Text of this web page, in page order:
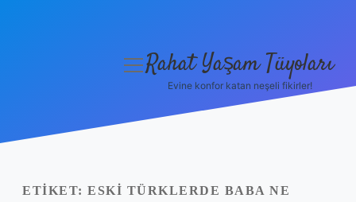
Yasal Uyarı
menüyü
Rahat Yaşam Tüyoları
Evine konfor katan neşeli fikirler!
ETIKET: ESKI TÜRKLERDE BABA NE